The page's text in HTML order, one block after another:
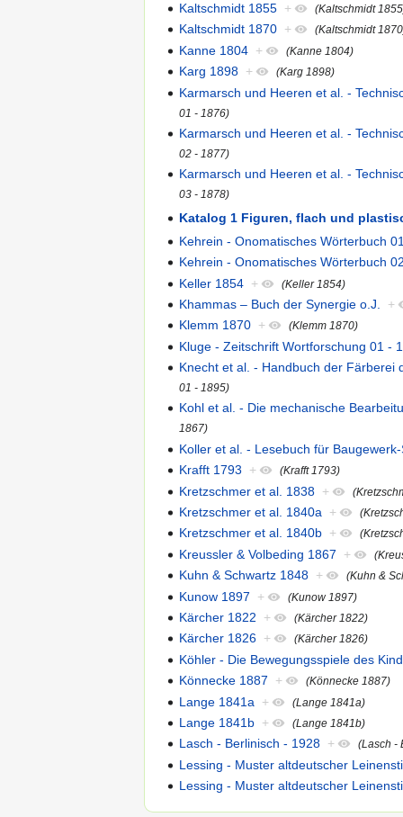
Kaltschmidt 1855 + (Kaltschmidt
Kaltschmidt 1870 + (Kaltschmidt
Kanne 1804 + (Kanne 1804)
Karg 1898 + (Karg 1898)
Karmarsch und Heeren et al. -
01 - 1876)
Karmarsch und Heeren et al. -
02 - 1877)
Karmarsch und Heeren et al. -
03 - 1878)
Katalog 1 Figuren, flach und
Kehrein - Onomatisches Wörterbuch
Kehrein - Onomatisches Wörterbuch
Keller 1854 + (Keller 1854)
Khammas – Buch der Synergie o.J.
+
Klemm 1870 + (Klemm 1870)
Kluge - Zeitschrift Wortforschung 01 -
Knecht et al. - Handbuch der Färberei
01 - 1895)
Kohl et al. - Die mechanische
1867)
Koller et al. - Lesebuch für
Krafft 1793
+ (Krafft 1793)
Kretzschmer et al. 1838 +
Kretzschmer et al. 1840a +
Kretzschmer et al. 1840b +
Kreussler & Volbeding 1867 +
Kuhn & Schwartz 1848 + (Kuhn &
Kunow 1897 + (Kunow 1897)
Kärcher 1822 + (Kärcher 1822)
Kärcher 1826 + (Kärcher 1826)
Köhler - Die Bewegungsspiele des
Könnecke 1887
+ (Könnecke 1887)
Lange 1841a + (Lange 1841a)
Lange 1841b + (Lange 1841b)
Lasch - Berlinisch - 1928 + (Lasch -
Lessing - Muster altdeutscher
Lessing - Muster altdeutscher